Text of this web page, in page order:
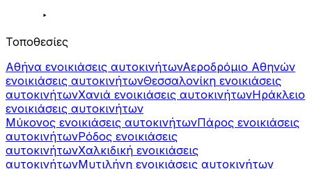
Τοποθεσίες
Αθήνα ενοικιάσεις αυτοκινήτωνΑεροδρόμιο Αθηνών
ενοικιάσεις αυτοκινήτωνΘεσσαλονίκη ενοικιάσεις
αυτοκινήτωνΧανιά ενοικιάσεις αυτοκινήτωνΗράκλειο
ενοικιάσεις αυτοκινήτων
Μύκονος ενοικιάσεις αυτοκινήτωνΠάρος ενοικιάσεις
αυτοκινήτωνΡόδος ενοικιάσεις
αυτοκινήτωνΧαλκιδική ενοικιάσεις
αυτοκινήτωνΜυτιλήνη ενοικιάσεις αυτοκινήτων